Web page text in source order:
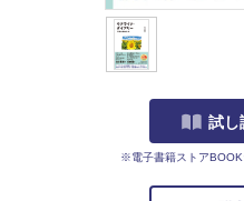
試し
※電子書籍ストア